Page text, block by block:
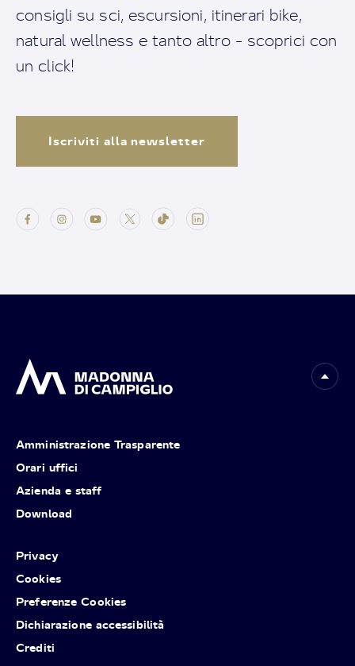
consigli su sci, escursioni, itinerari bike,
natural wellness e tanto altro - scoprici con
un click!
Iscriviti alla newsletter
Amministrazione Trasparente
Orari uffici
Azienda e staff
Download
Privacy
Cookies
Preferenze Cookies
Dichiarazione accessibilità
Crediti